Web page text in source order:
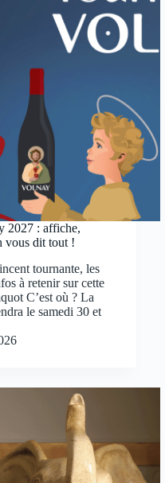
2027 : affiche,
vous dit tout !
tournante, les
à retenir sur cette
C’est où ? La
le samedi 30 et